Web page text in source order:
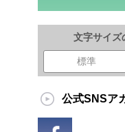
文字サイズ
標準
公式SNSア